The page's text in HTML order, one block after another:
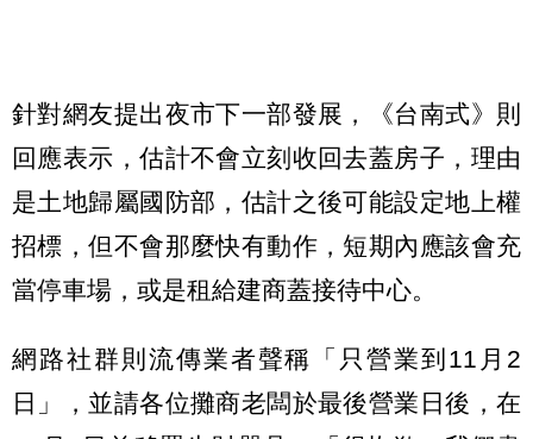
針對網友提出夜市下一部發展，《台南式》則
回應表示，估計不會立刻收回去蓋房子，理由
是土地歸屬國防部，估計之後可能設定地上權
招標，但不會那麼快有動作，短期內應該會充
當停車場，或是租給建商蓋接待中心。
網路社群則流傳業者聲稱「只營業到11月2
日」，並請各位攤商老闆於最後營業日後，在